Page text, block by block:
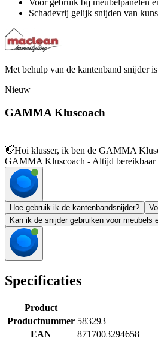
Schadevrij gelijk snijden van
Met behulp van de kantenband snijder
Nieuw
GAMMA Kluscoach
👋Hoi klusser, ik ben de GAMMA
GAMMA Kluscoach - Altijd bereikbaar
Hoe gebruik ik de kantenbandsnijder?
Kan ik de snijder gebruiken voor meubels
Specificaties
Product
Productnummer 583293
EAN
8717003294658